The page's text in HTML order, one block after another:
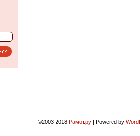
©2003-2018 Рамот.ру | Powered by